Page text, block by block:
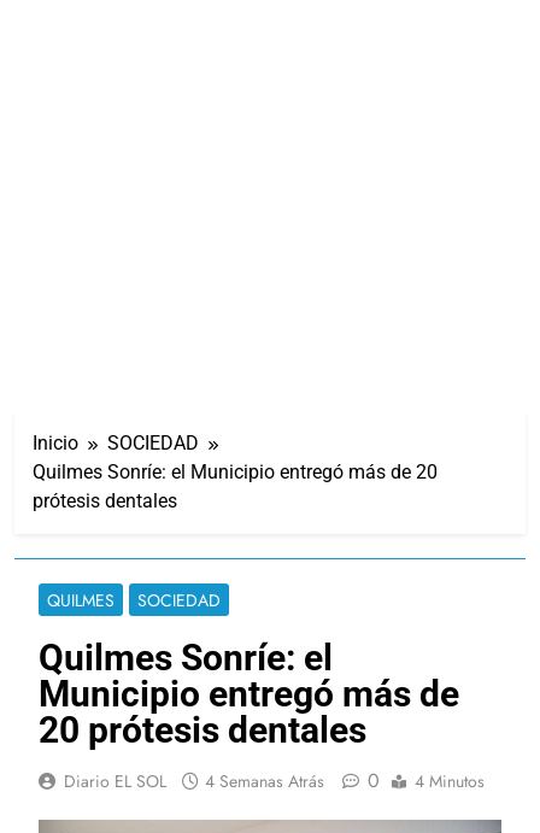
Inicio
SOCIEDAD
Quilmes Sonríe: el Municipio entregó más de 20
prótesis dentales
QUILMES SOCIEDAD
Quilmes Sonríe: el
Municipio entregó más de
20 prótesis dentales
Diario EL SOL 4 Semanas Atrás 0 4 Minutos